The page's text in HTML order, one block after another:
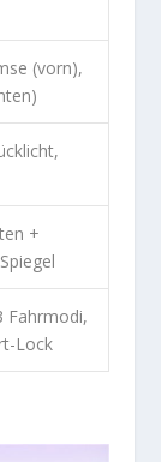
(vorn),
+
Fahrmodi,
Lock